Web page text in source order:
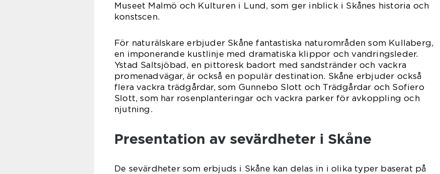
Museet Malmö och Kulturen i Lund, som ger inblick i Skånes historia och
konstscen.
För naturälskare erbjuder Skåne fantastiska naturområden som Kullaberg,
en imponerande kustlinje med dramatiska klippor och vandringsleder.
Ystad Saltsjöbad, en pittoresk badort med sandstränder och vackra
promenadvägar, är också en populär destination. Skåne erbjuder också
flera vackra trädgårdar, som Gunnebo Slott och Trädgårdar och Sofiero
Slott, som har rosenplanteringar och vackra parker för avkoppling och
njutning.
Presentation av sevärdheter i Skåne
De sevärdheter som erbjuds i Skåne kan delas in i olika typer baserat på